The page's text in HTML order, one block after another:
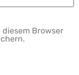
Browser